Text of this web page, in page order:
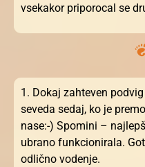
vsekakor priporocal se
1. Dokaj zahteven
seveda sedaj, ko je
nase:-) Spomini –
ubrano funkcionirala.
odlično vodenje.